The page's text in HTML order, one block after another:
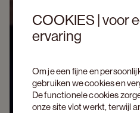
COOKIES | voor
ervaring
Om je een fijne en
gebruiken we cookies en
De functionele cookies
onze site vlot werkt, terwijl